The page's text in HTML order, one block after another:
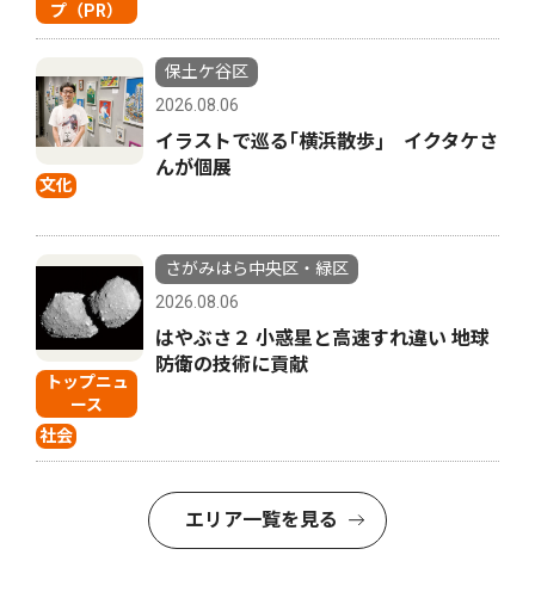
プ（PR）
文化
保土ケ谷区
2026.08.06
イラストで巡る｢横浜散歩｣ イクタケさ
んが個展
トップニュ
ース
社会
さがみはら中央区・緑区
2026.08.06
はやぶさ２ 小惑星と高速すれ違い 地球
防衛の技術に貢献
エリア一覧を見る